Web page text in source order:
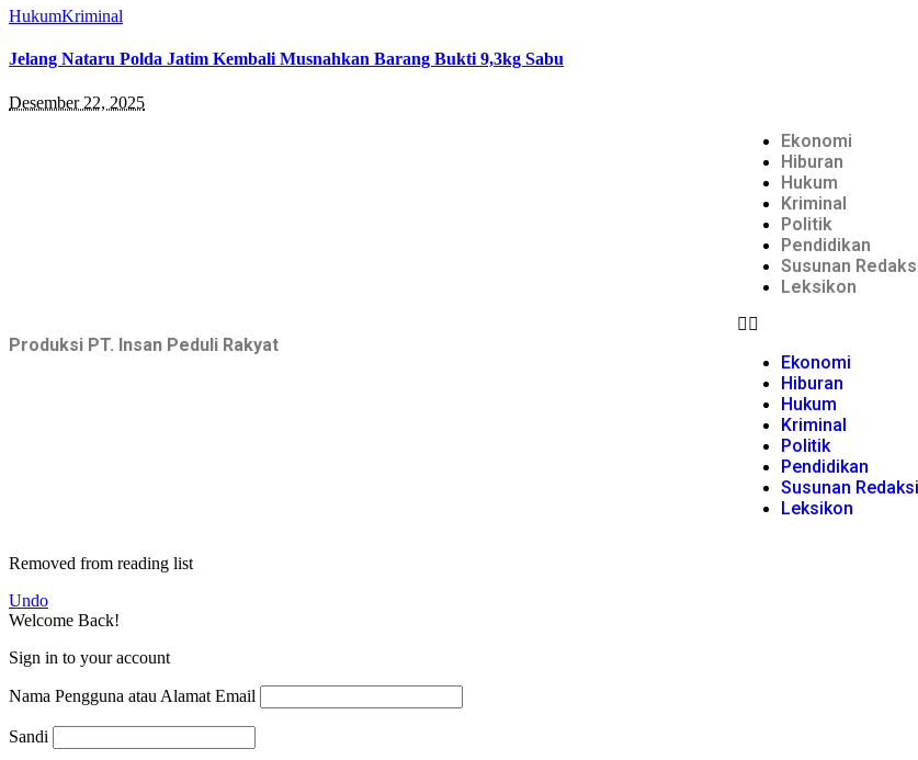
HukumKriminal
Jelang Nataru Polda Jatim Kembali Musnahkan Barang Bukti 9,3kg Sabu
Desember 22, 2025
Produksi PT. Insan Peduli Rakyat
Ekonomi
Hiburan
Hukum
Kriminal
Politik
Pendidikan
Susunan
Leksikon
Ekonomi
Hiburan
Hukum
Kriminal
Politik
Pendidikan
Susunan Redaksi
Leksikon
Removed from reading list
Undo
Welcome Back!
Sign in to your account
Nama Pengguna atau Alamat Email
Sandi